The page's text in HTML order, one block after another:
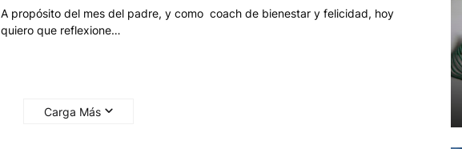
A propósito del mes del padre, y como coach de bienestar y felicidad, hoy
quiero que reflexione…
Carga Más